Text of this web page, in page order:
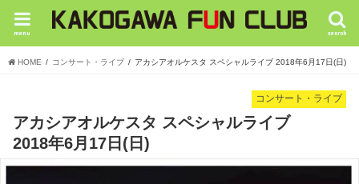
search
menu
HOME コンサート・ライブ アカシアオルケスタ スペシャルライブ 2018年6月17日(日)
コンサート・ライブ
アカシアオルケスタ スペシャルライブ
2018年6月17日(日)